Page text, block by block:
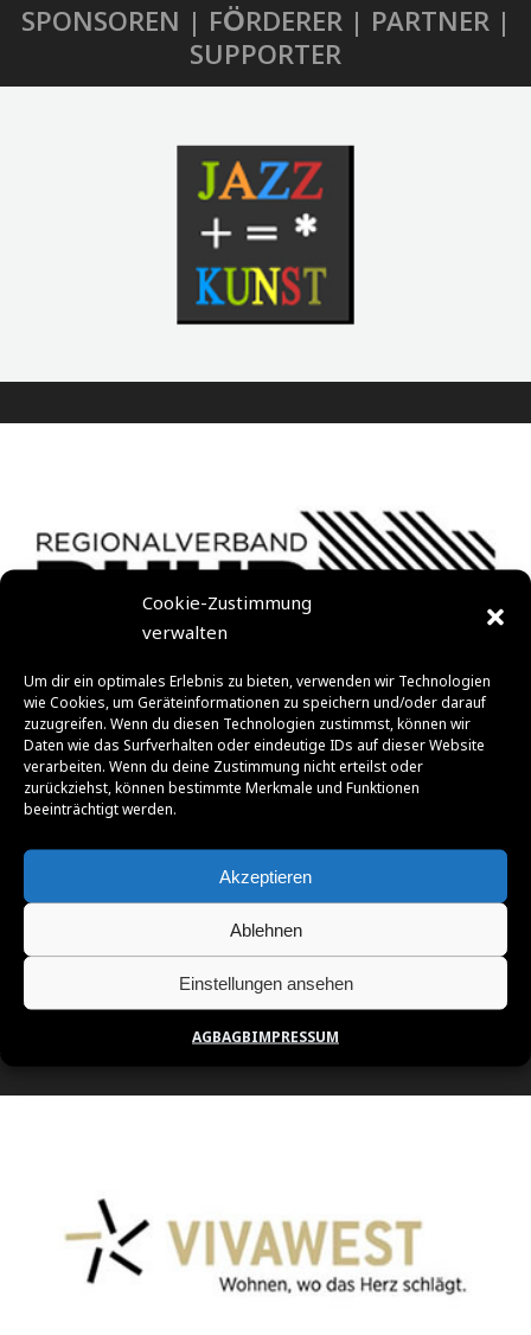
Cookie-Zustimmung
verwalten
Um dir ein optimales Erlebnis zu bieten, verwenden wir Technologien
wie Cookies, um Geräteinformationen zu speichern und/oder darauf
zuzugreifen. Wenn du diesen Technologien zustimmst, können wir
Daten wie das Surfverhalten oder eindeutige IDs auf dieser Website
verarbeiten. Wenn du deine Zustimmung nicht erteilst oder
zurückziehst, können bestimmte Merkmale und Funktionen
beeinträchtigt werden.
Akzeptieren
Ablehnen
Einstellungen ansehen
AGBAGBIMPRESSUM
SPONSOREN | FÖRDERER | PARTNER |
SUPPORTER